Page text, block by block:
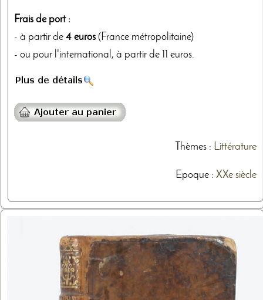
Frais de port :
- à partir de 4 euros (France métropolitaine)
- ou pour l'international, à partir de 11 euros.
Thèmes: Littérature
Epoque : XXe siècle